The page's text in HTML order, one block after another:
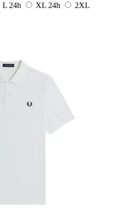
L 24h XL 24h
2XL